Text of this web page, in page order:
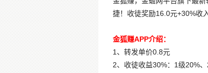
捷！收徒奖励16.0元+30%收
金狐赚APP介绍：
1、转发单价0.8元
2、收徒收益30%：1级20%